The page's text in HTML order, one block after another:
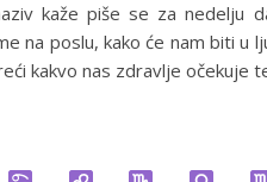
kaže piše se za nedelju
na poslu, kako će nam biti u
kakvo nas zdravlje očekuje